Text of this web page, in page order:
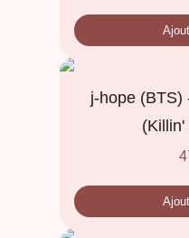
j-hope (BTS)
(Killin'